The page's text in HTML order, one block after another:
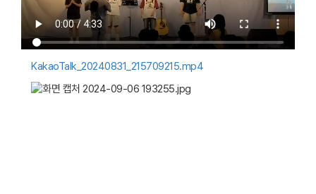
KakaoTalk_20240831_215709215.mp4